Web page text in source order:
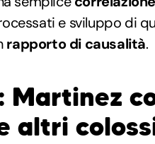
e sviluppo di
rapporto di causalità.
Martinez
altri